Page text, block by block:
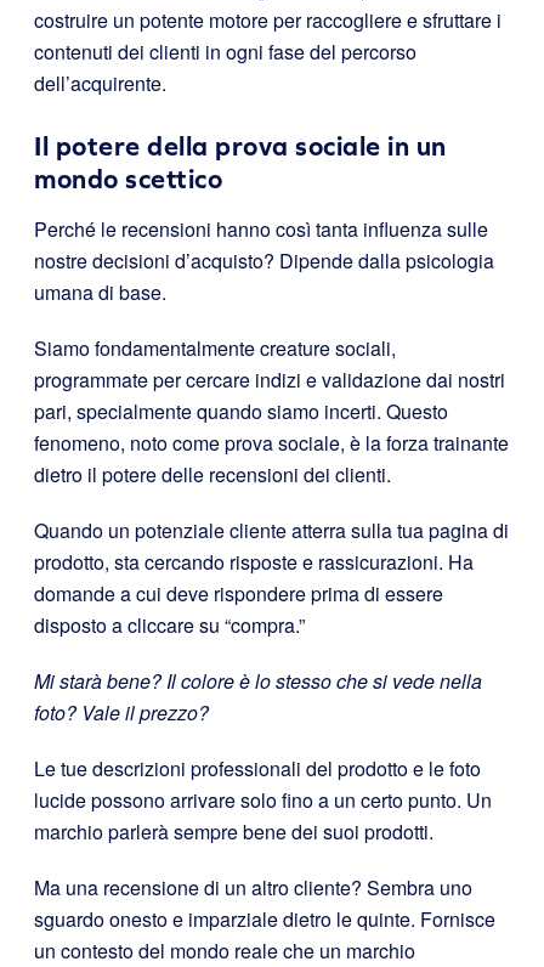
costruire un potente motore per raccogliere e sfruttare i
contenuti dei clienti in ogni fase del percorso
dell’acquirente.
Il potere della prova sociale in un
mondo scettico
Perché le recensioni hanno così tanta influenza sulle
nostre decisioni d’acquisto? Dipende dalla psicologia
umana di base.
Siamo fondamentalmente creature sociali,
programmate per cercare indizi e validazione dai nostri
pari, specialmente quando siamo incerti. Questo
fenomeno, noto come prova sociale, è la forza trainante
dietro il potere delle recensioni dei clienti.
Quando un potenziale cliente atterra sulla tua pagina di
prodotto, sta cercando risposte e rassicurazioni. Ha
domande a cui deve rispondere prima di essere
disposto a cliccare su “compra.”
Mi starà bene? Il colore è lo stesso che si vede nella
foto? Vale il prezzo?
Le tue descrizioni professionali del prodotto e le foto
lucide possono arrivare solo fino a un certo punto. Un
marchio parlerà sempre bene dei suoi prodotti.
Ma una recensione di un altro cliente? Sembra uno
sguardo onesto e imparziale dietro le quinte. Fornisce
un contesto del mondo reale che un marchio